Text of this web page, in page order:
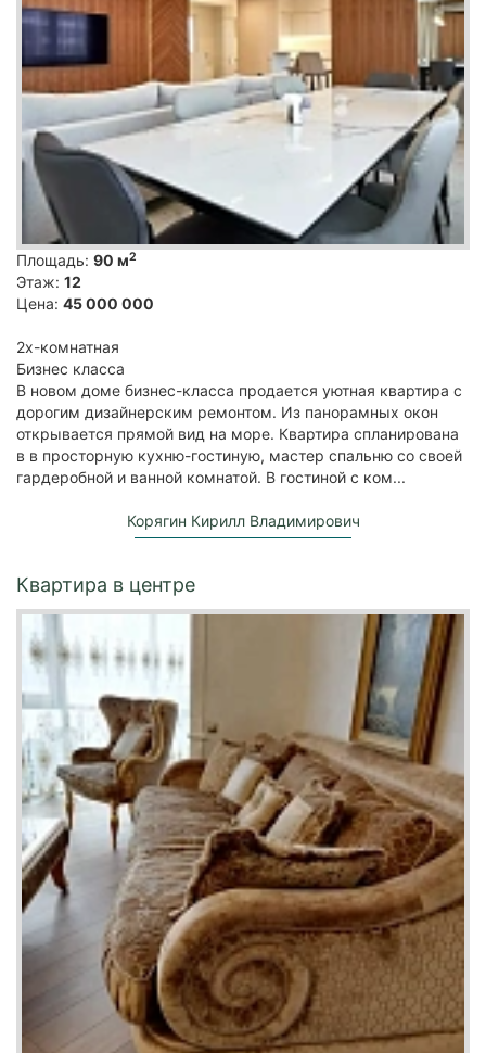
Площадь: 90 м2
Этаж: 12
Цена: 45 000 000
2х-комнатная
Бизнес класса
В новом доме бизнес-класса продается уютная квартира с
дорогим дизайнерским ремонтом. Из панорамных окон
открывается прямой вид на море. Квартира спланирована
в в просторную кухню-гостиную, мастер спальню со своей
гардеробной и ванной комнатой. В гостиной с ком...
Корягин Кирилл Владимирович
Квартира в центре